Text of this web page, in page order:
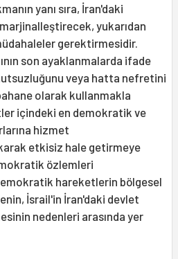
yanı sıra, İran'daki
yukarıdan
gerektirmesidir.
son ayaklanmalarda ifade
veya hatta nefretini
olarak kullanmakla
içindeki en demokratik ve
hizmet
etkisiz hale getirmeye
özlemleri
hareketlerin bölgesel
İsrail'in İran'daki devlet
nedenleri arasında yer